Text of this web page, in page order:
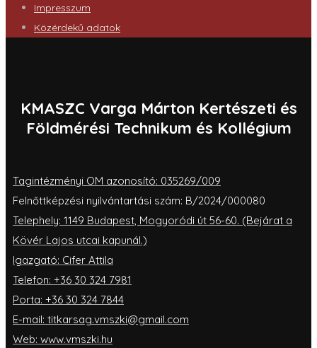
Impresszum
Közérdekű adatok
KMASZC Varga Márton Kertészeti és
Földmérési Technikum és Kollégium
Tagintézményi OM azonosító: 035269/009
Felnőttképzési nyilvántartási szám: B/2024/000080
Telephely: 1149 Budapest, Mogyoródi út 56-60. (Bejárat a
Kövér Lajos utcai kapunál.)
Igazgató: Cifer Attila
Telefon: +36 30 324 7981
Porta: +36 30 324 7844
E-mail: titkarsag.vmszki@gmail.com
Web: www.vmszki.hu